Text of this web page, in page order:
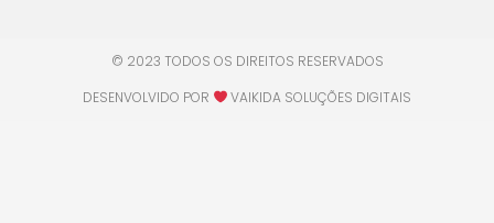
© 2023 TODOS OS DIREITOS RESERVADOS
DESENVOLVIDO POR
VAIKIDA SOLUÇÕES DIGITAIS